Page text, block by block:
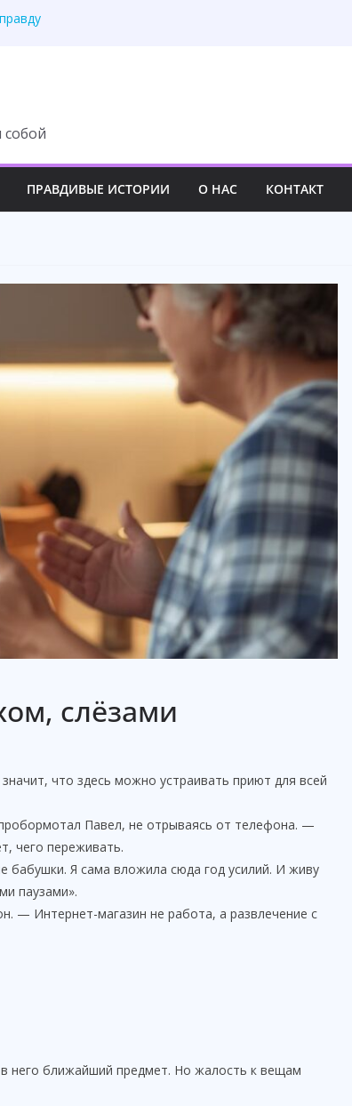
вечер
ПРАВДИВЫЕ ИСТОРИИ О НАС КОНТАКТ
слёзами
что здесь можно устраивать приют для всей
Павел, не отрываясь от телефона. —
чего переживать.
Я сама вложила сюда год усилий. И живу
паузами».
— Интернет-магазин не работа, а развлечение с
в него ближайший предмет. Но жалость к вещам